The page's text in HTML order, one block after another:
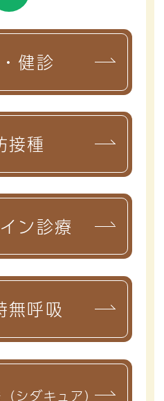
健診
接種
ン診療
無呼吸
シダキュア）